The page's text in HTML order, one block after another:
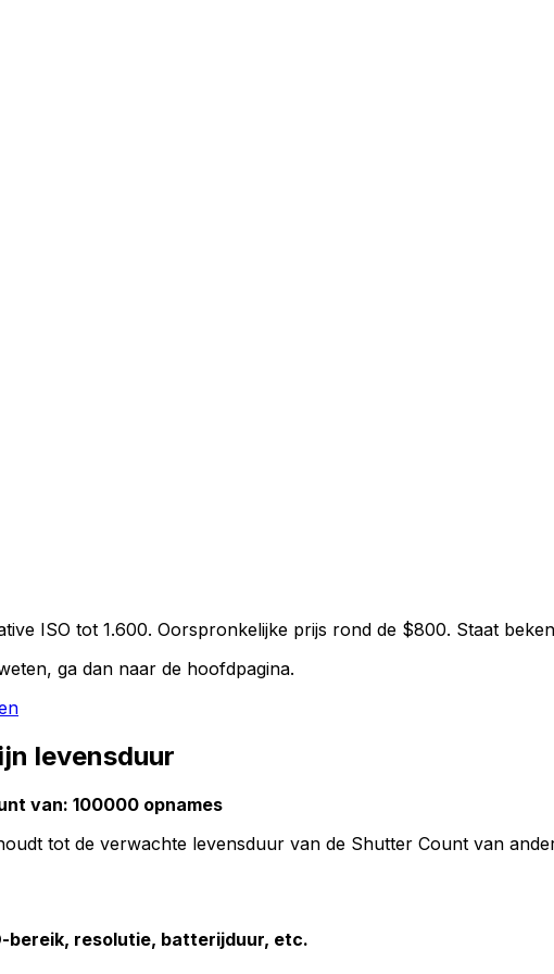
ISO tot 1.600. Oorspronkelijke prijs rond de $800. Staat
ga dan naar de hoofdpagina.
levensduur
van: 100000 opnames
tot de verwachte levensduur van de Shutter Count van
bereik, resolutie, batterijduur, etc.